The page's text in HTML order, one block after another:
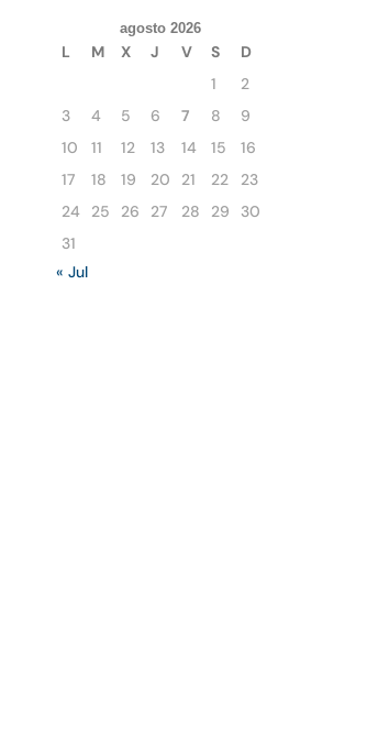
agosto 2026
L M X J V S
D
1
2
3
4 5 6 7 8
9
10
11 12 13 14 15
16
17
18 19 20 21 22
23
24
25 26 27 28 29
30
31
« Jul